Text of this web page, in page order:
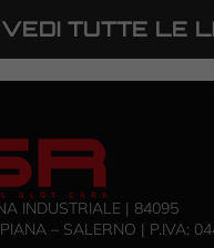
VEDI TUTTE LE
INDUSTRIALE | 84095
– SALERNO | P.IVA: